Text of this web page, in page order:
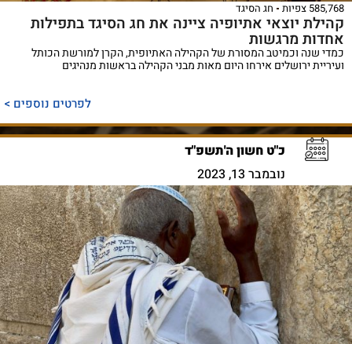
585,768 צפיות חג הסיגד
קהילת יוצאי אתיופיה ציינה את חג הסיגד בתפילות
אחדות מרגשות
כמדי שנה וכמיטב המסורת של הקהילה האתיופית, הקרן למורשת הכותל
ועיריית ירושלים אירחו היום מאות מבני הקהילה בראשות מנהיגים
לפרטים נוספים >
כ"ט חשון ה'תשפ"ד
נובמבר 13, 2023